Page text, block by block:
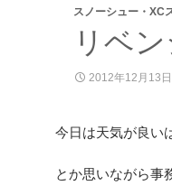
スノーシュー・XC
リベ
2012年12月13日
今日は天気が良い
とか思いながら事